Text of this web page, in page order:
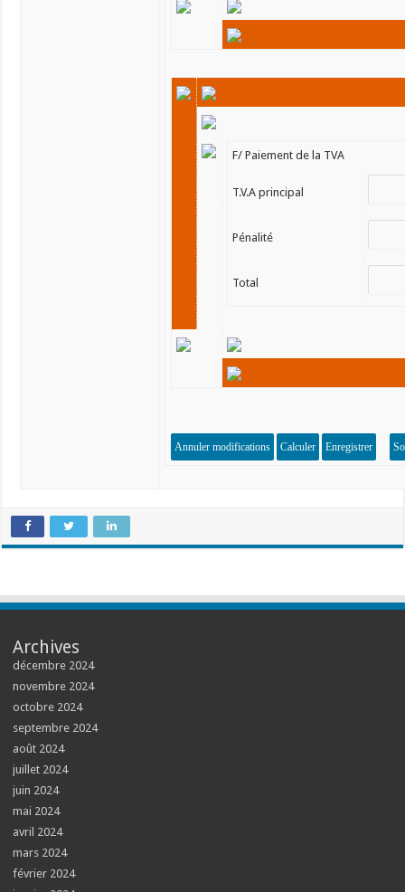
F/ Paiement de la TVA
T.V.A principal
Pénalité
Total
Archives
décembre 2024
novembre 2024
octobre 2024
septembre 2024
août 2024
juillet 2024
juin 2024
mai 2024
avril 2024
mars 2024
février 2024